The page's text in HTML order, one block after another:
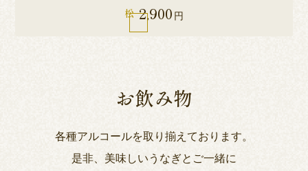
松 2,900 円
お飲み物
各種アルコールを取り揃えております。
是非、美味しいうなぎとご一緒に